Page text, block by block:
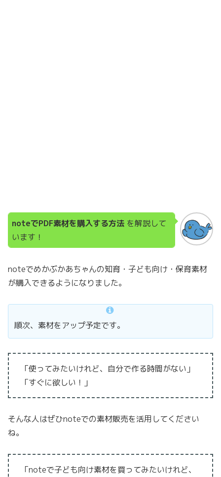
noteでPDF素材を購入する方法 を解説して
います！
noteでめかぶかあちゃんの知育・子ども向け・保育素材
が購入できるようになりました。
順次、素材をアップ予定です。
「使ってみたいけれど、自分で作る時間がない」
「すぐに欲しい！」
そんな人はぜひnoteでの素材販売を活用してください
ね。
「noteで子ども向け素材を買ってみたいけれど、